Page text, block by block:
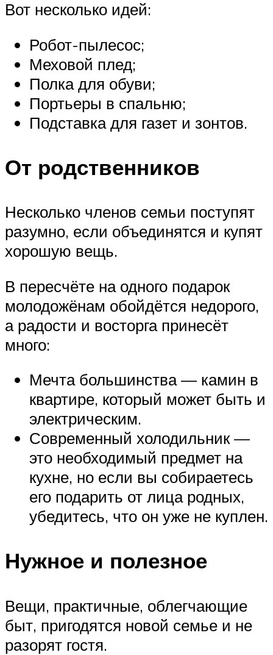
Вот несколько идей:
Робот-пылесос;
Меховой плед;
Полка для обуви;
Портьеры в спальню;
Подставка для газет и зонтов.
От родственников
Несколько членов семьи поступят
разумно, если объединятся и купят
хорошую вещь.
В пересчёте на одного подарок
молодожёнам обойдётся недорого,
а радости и восторга принесёт
много:
Мечта большинства — камин в
квартире, который может быть и
электрическим.
Современный холодильник —
это необходимый предмет на
кухне, но если вы собираетесь
его подарить от лица родных,
убедитесь, что он уже не куплен.
Нужное и полезное
Вещи, практичные, облегчающие
быт, пригодятся новой семье и не
разорят гостя.